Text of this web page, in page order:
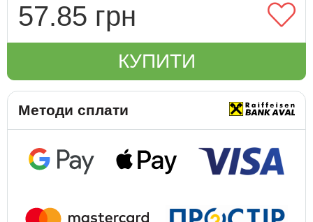
57.85 грн
КУПИТИ
Методи сплати